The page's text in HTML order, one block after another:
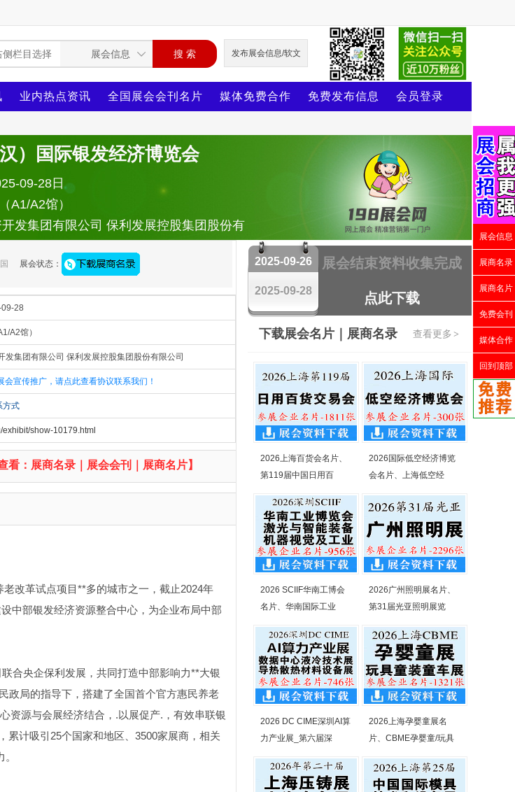
发布展会信息/软文
业内热点资讯 全国展会会刊名片 媒体免费合作 免费发布信息 会员登录
）国际银发经济博览会
09-28日
A1/A2馆）
发集团有限公司 保利发展控股集团股份有
展会状态：
28
A2馆）
发集团有限公司 保利发展控股集团股份有限公司
会宣传推广，请点此查看协议联系我们！
方式
exhibit/show-10179.html
：展商名录｜展会会刊｜展商名片】
改革试点项目**多的城市之一，截止2024年
中部银发经济资源整合中心，为企业布局中部
合央企保利发展，共同打造中部影响力**大银
政局的指导下，搭建了全国首个官方惠民养老
资源与会展经济结合，.以展促产.，有效串联银
累计吸引25个国家和地区、3500家展商，相关
2025-09-26
2025-09-28
展会结束资料收集完成
点此下载
查看更多 >
下载展会名片｜展商名录
2026上海百货会名片、
第119届中国日用百
2026国际低空经济博览
会名片、上海低空经
2026 SCIIF华南工博会
名片、华南国际工业
2026广州照明展名片、
第31届光亚照明展览
2026 DC CIME深圳AI算
力产业展_第六届深
2026上海孕婴童展名
片、CBME孕婴童/玩具
展会信息
展商名录
展商名片
免费会刊
媒体合作
回到顶部